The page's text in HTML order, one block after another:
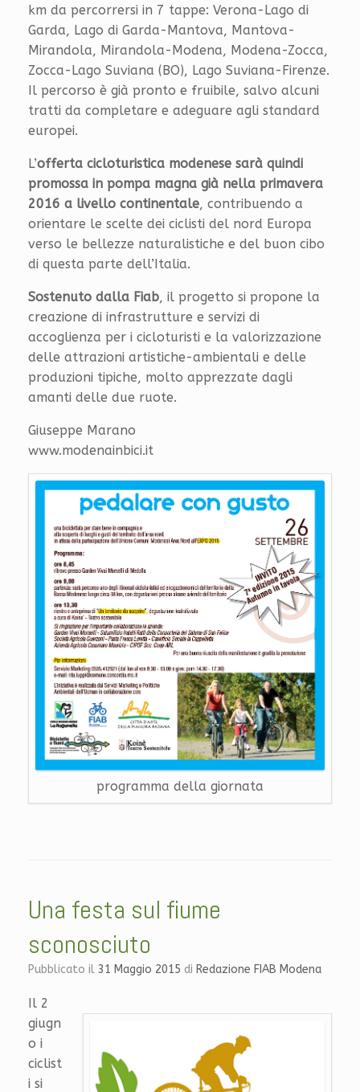
km da percorrersi in 7 tappe: Verona-Lago di
Garda, Lago di Garda-Mantova, Mantova-
Mirandola, Mirandola-Modena, Modena-Zocca,
Zocca-Lago Suviana (BO), Lago Suviana-Firenze.
Il percorso è già pronto e fruibile, salvo alcuni
tratti da completare e adeguare agli standard
europei.
L’offerta cicloturistica modenese sarà quindi
promossa in pompa magna già nella primavera
2016 a livello continentale, contribuendo a
orientare le scelte dei ciclisti del nord Europa
verso le bellezze naturalistiche e del buon cibo
di questa parte dell’Italia.
Sostenuto dalla Fiab, il progetto si propone la
creazione di infrastrutture e servizi di
accoglienza per i cicloturisti e la valorizzazione
delle attrazioni artistiche-ambientali e delle
produzioni tipiche, molto apprezzate dagli
amanti delle due ruote.
Giuseppe Marano
www.modenainbici.it
programma della giornata
Una festa sul fiume
sconosciuto
Pubblicato il 31 Maggio 2015 di Redazione FIAB Modena
Il 2
giugn
o i
ciclist
i si